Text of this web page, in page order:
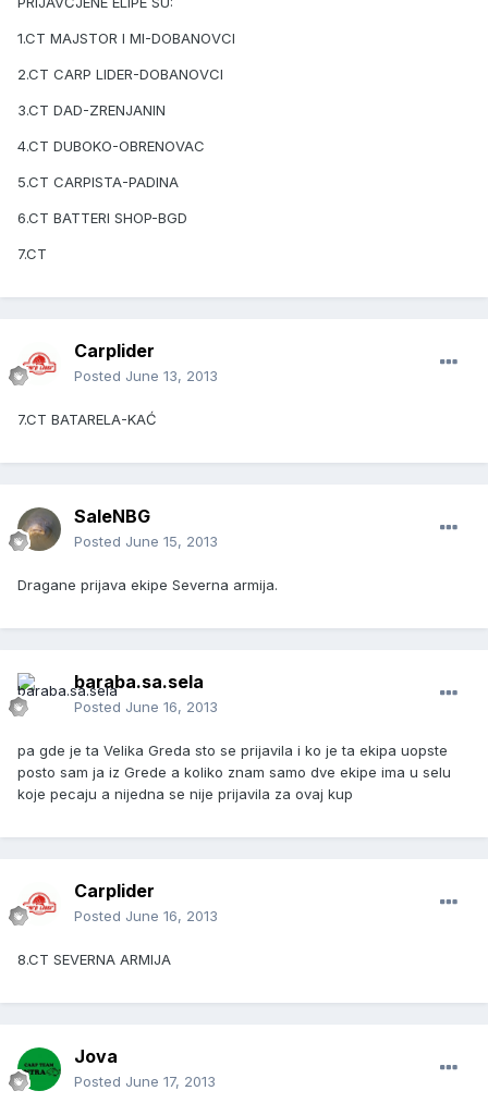
1.CT MAJSTOR I MI-DOBANOVCI
2.CT CARP LIDER-DOBANOVCI
3.CT DAD-ZRENJANIN
4.CT DUBOKO-OBRENOVAC
5.CT CARPISTA-PADINA
6.CT BATTERI SHOP-BGD
7.CT
Carplider
Posted June 13, 2013
7.CT BATARELA-KAĆ
SaleNBG
Posted June 15, 2013
Dragane prijava ekipe Severna armija.
baraba.sa.sela
Posted June 16, 2013
pa gde je ta Velika Greda sto se prijavila i ko je ta ekipa uopste
posto sam ja iz Grede a koliko znam samo dve ekipe ima u selu
koje pecaju a nijedna se nije prijavila za ovaj kup
Carplider
Posted June 16, 2013
8.CT SEVERNA ARMIJA
Jova
Posted June 17, 2013